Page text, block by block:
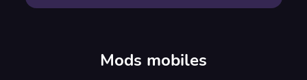
Mods mobiles